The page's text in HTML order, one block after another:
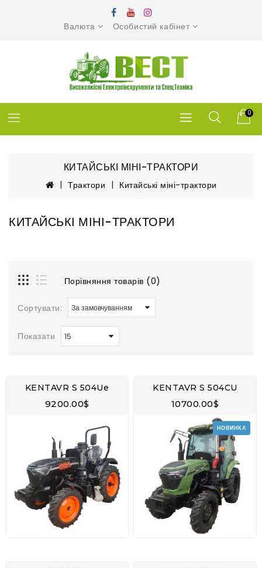
Валюта Особистий кабінет
0
КИТАЙСЬКІ МІНІ-ТРАКТОРИ
Трактори Китайські міні-трактори
КИТАЙСЬКІ МІНІ-ТРАКТОРИ
Порівняння товарів (0)
Сортувати:
Показати
KENTAVR S 504Uе
9200.00$
KENTAVR S 504CU
10700.00$
НОВИНКА